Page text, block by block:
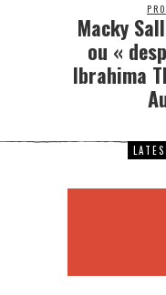
Macky
ou «
Ibrahima